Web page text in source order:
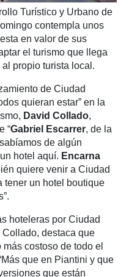
Turístico y Urbano de
contempla unos
en valor de sus
el turismo que llega
al propio turista local.
de Ciudad
quieran estar” en la
David Collado,
“Gabriel Escarrer, de la
de algún
hotel aquí. Encarna
quiere venir a Ciudad
tener un hotel boutique
hoteleras por Ciudad
destaca que
costoso de todo el
que en Piantini y que
que están